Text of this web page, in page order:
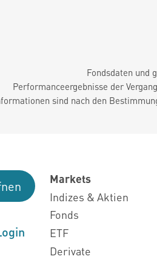
Fondsdaten und
Performanceergebnisse der
sind nach den
Markets
Indizes & Aktien
Fonds
ETF
Derivate